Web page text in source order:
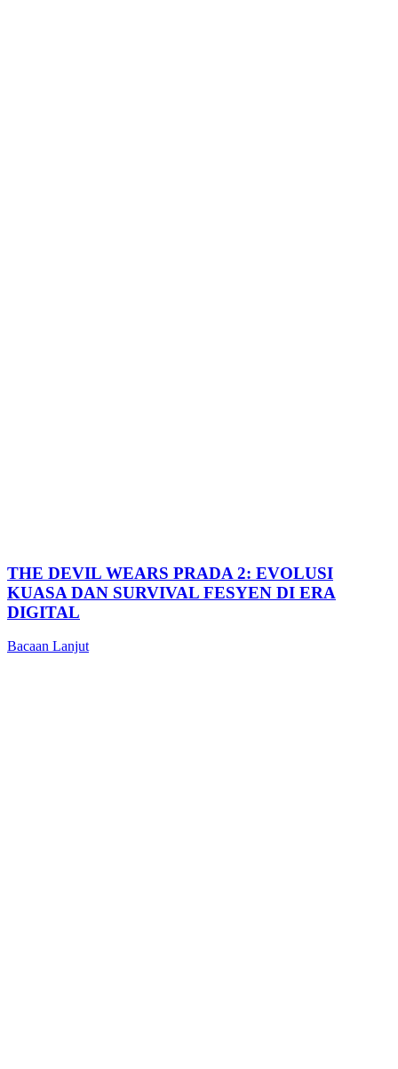
THE DEVIL WEARS PRADA 2: EVOLUSI
KUASA DAN SURVIVAL FESYEN DI ERA
DIGITAL
Bacaan Lanjut